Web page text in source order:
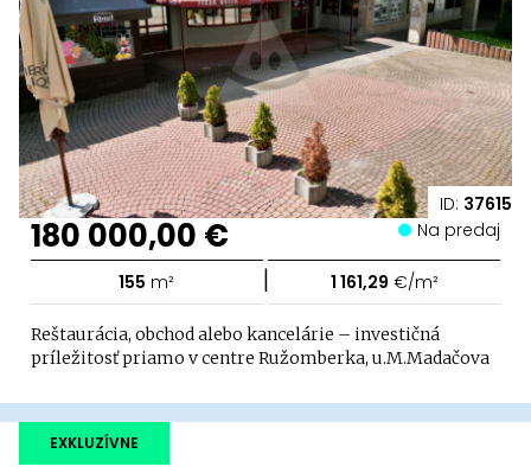
ID: 37615
180 000,00 € Na predaj
155 m² | 1 161,29 €/m²
Reštaurácia, obchod alebo kancelárie – investičná
príležitosť priamo v centre Ružomberka, u.M.Madačova
EXKLUZÍVNE